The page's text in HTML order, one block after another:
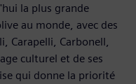
la plus grande
au monde, avec des
Carapelli, Carbonell,
culturel et de ses
qui donne la priorité